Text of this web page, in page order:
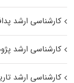
کارشناسی ارشد
کارشناسی ارشد
کارشناسی ارشد